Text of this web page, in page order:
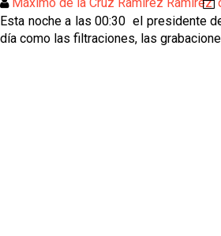
Esta noche a las 00:30 el presidente
día como las filtraciones, las